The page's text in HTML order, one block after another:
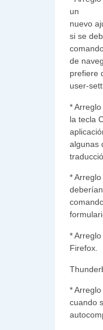
un
nuevo
si se
de
prefiere
user-
*
la tecla
algunas
*
*
Firefox.
*
cuando